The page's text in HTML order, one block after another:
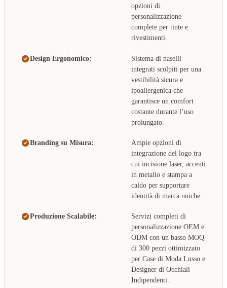
opzioni di
personalizzazione
complete per tinte e
rivestimenti.
Design Ergonomico:
Sistema di naselli
integrati scolpiti per una
vestibilità sicura e
ipoallergenica che
garantisce un comfort
costante durante l’uso
prolungato.
Branding su Misura:
Ampie opzioni di
integrazione del logo tra
cui incisione laser, accenti
in metallo e stampa a
caldo per supportare
identità di marca uniche.
Produzione Scalabile:
Servizi completi di
personalizzazione OEM e
ODM con un basso MOQ
di 300 pezzi ottimizzato
per Case di Moda Lusso e
Designer di Occhiali
Indipendenti.